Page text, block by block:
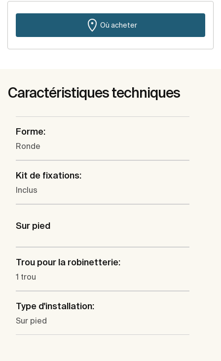
Où acheter
Caractéristiques techniques
Forme:
Ronde
Kit de fixations:
Inclus
Sur pied
Trou pour la robinetterie:
1 trou
Type d'installation:
Sur pied